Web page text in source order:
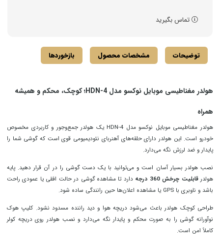
تماس بگیرید
توضیحات مشخصات محصول بازخوردها
هولدر مغناطیسی موبایل نوکسو مدل HDN-4؛ کوچک، محکم و همیشه
همراه
هولدر مغناطیسی موبایل نوکسو مدل HDN-4 یک هولدر جمع‌وجور و کاربردی مخصوص
خودرو است. این هولدر دارای حلقه‌های آهنربای نئودیمیومی قوی است که گوشی شما را
پایدار و ضد لرزش نگه می‌دارد.
نصب هولدر بسیار آسان است و می‌توانید با یک دست گوشی را در آن قرار دهید. پایه
هولدر قابلیت چرخش 360 درجه
دارد تا مشاهده گوشی در حالت افقی یا عمودی راحت
باشد و ناوبری با GPS یا مشاهده اعلان‌ها حین رانندگی ساده شود.
طراحی کوچک هولدر باعث می‌شود دریچه هوا و دید راننده مسدود نشود. کلیپ هوک
نوآورانه گوشی را به صورت محکم و پایدار نگه می‌دارد و نصب هولدر روی دریچه کولر
کاملاً امن است.